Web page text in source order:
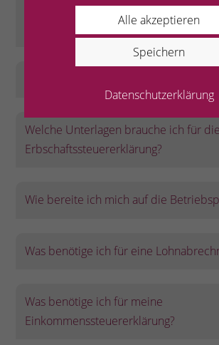
Alle akzeptieren
Speichern
Datenschutzerklärung
Welche Unterlagen brauche ich für
Welche Unterlagen brauche ich für die
Erbschaftssteuererklärung?
Wie bereite ich mich auf die
Was benötige ich für eine
Was benötige ich für meine
Einkommenssteuererklärung?